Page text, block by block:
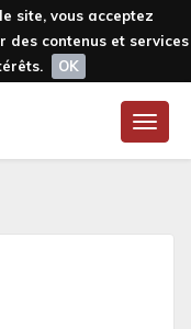
site, vous acceptez
des contenus et services
OK
Toggle